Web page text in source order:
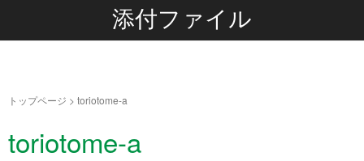
添付ファイル
トップページ > toriotome-a
toriotome-a